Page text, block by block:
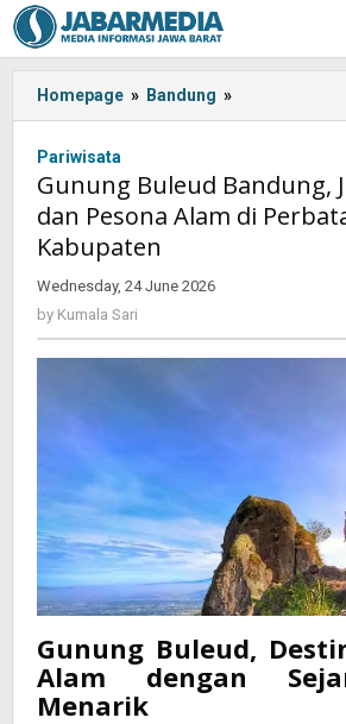
Skip
to
content
Homepage » Bandung »
Buleud
Ilmuwan
dan
Kabupaten
Pariwisata
Gunung Buleud Bandung,
dan Pesona Alam di
Kabupaten
Wednesday, 24 June 2026
by Kumala Sari
Gunung Buleud,
Alam dengan
Menarik